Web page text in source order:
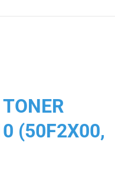
(50F2X00,